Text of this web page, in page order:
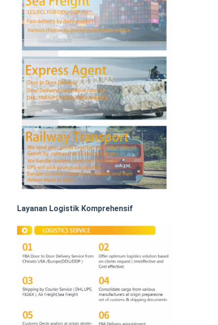
Pengiriman Barang Internasional
Angkutan Udara Maju
Barang laut
Pengiriman DDP Dari Tiongkok
Pengiriman ekspres
Angkutan Rel
Kapal ke Amazon
Pengangkutan Truk
Layanan gudang
Layanan Logistik Komprehensif